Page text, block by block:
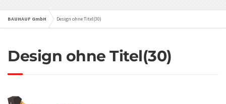
BAUHAUF GmbH Design ohne Titel(30)
Design ohne Titel(30)